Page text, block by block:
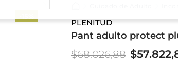
Cuidado de la piel Higiene
Afeitado
PLENITUD
Pant adulto protect
$68.026,88 $57.822,